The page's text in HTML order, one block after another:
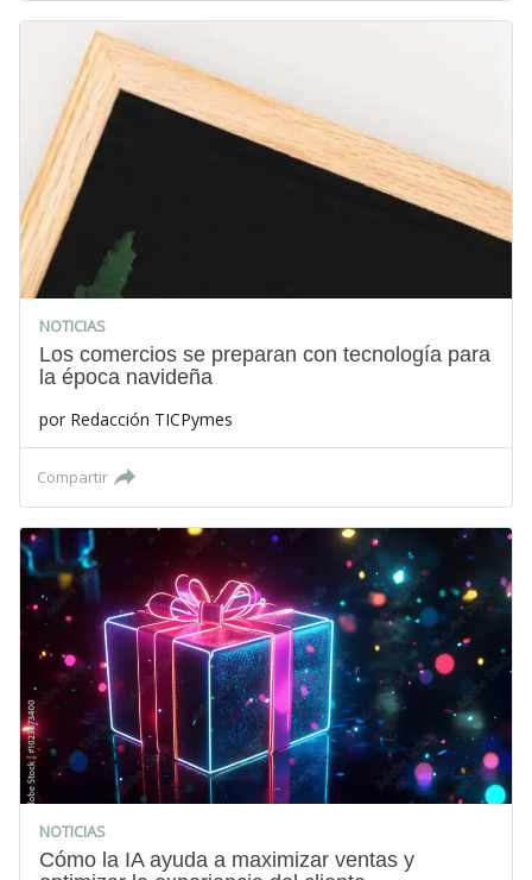
NOTICIAS
Los comercios se preparan con tecnología para
la época navideña
por Redacción TICPymes
Compartir
NOTICIAS
Cómo la IA ayuda a maximizar ventas y